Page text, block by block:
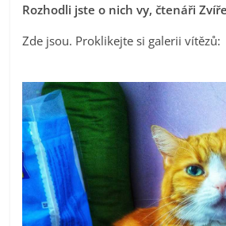
Rozhodli jste o nich vy, čtenáři
Zde jsou. Proklikejte si galerii vítězů: